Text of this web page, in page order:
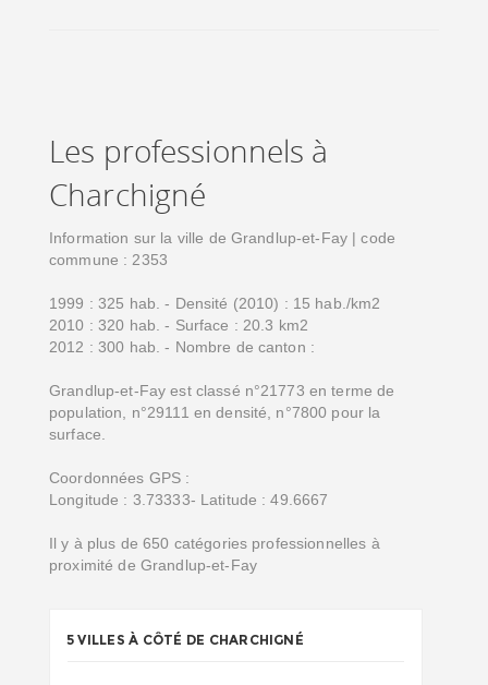
Les professionnels à
Charchigné
Information sur la ville de Grandlup-et-Fay | code
commune : 2353
1999 : 325 hab. - Densité (2010) : 15 hab./km2
2010 : 320 hab. - Surface : 20.3 km2
2012 : 300 hab. - Nombre de canton :
Grandlup-et-Fay est classé n°21773 en terme de
population, n°29111 en densité, n°7800 pour la
surface.
Coordonnées GPS :
Longitude : 3.73333- Latitude : 49.6667
Il y à plus de 650 catégories professionnelles à
proximité de Grandlup-et-Fay
5 VILLES À CÔTÉ DE CHARCHIGNÉ